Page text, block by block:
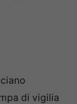
di vigilia